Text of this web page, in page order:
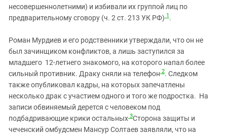
несовершеннолетними) и избивали их группой лиц по
предварительному сговору (ч. 2 ст. 213 УК РФ) 1 .
Роман Мурдиев и его родственники утверждали, что он не
был зачинщиком конфликтов, а лишь заступился за
младшего 12-летнего знакомого, на которого напал более
сильный противник. Драку сняли на телефон 2. Следком
также опубликовал кадры, на которых запечатлены
несколько драк с участием одного и того же подростка. На
записи обвиняемый дерется с человеком под
подбадривающие крики остальных 3Сторона защиты и
чеченский омбудсмен Мансур Солтаевзаявляли, что на